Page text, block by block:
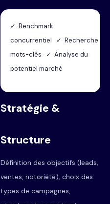
✓ Benchmark
concurrentiel ✓ Recherche
mots-clés ✓ Analyse du
potentiel marché
Stratégie &
Structure
Définition des objectifs (leads,
ventes, notoriété), choix des
types de campagnes,